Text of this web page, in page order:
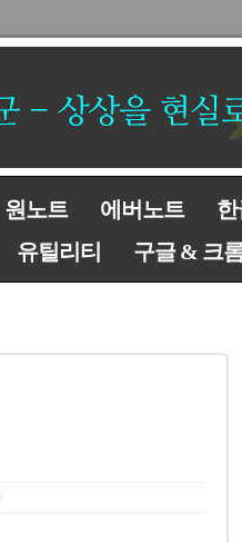
원노트 에버노트
유틸리티 구글 & 크